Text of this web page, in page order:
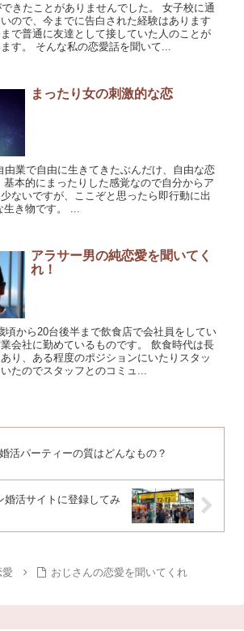
きたことがありませんでした。 女子校に通
ので、今までに告白された経験はあります
で普通に友達として接していた人のことが
す。 そんな私の恋愛話を聞いて...
まったり女の刺激的な恋
由業で自由に生きてきたぶんだけ、自由な恋
本的にまったりした感覚なので自分からア
ないですが、ここぞと思ったら即行動に出
き物です。 ...
アラサー男の純恋愛を聞いてく
れ！
頃から20台後半まで飲食店で会社員をしてい
会社に勤めているものです。 飲食時代は長
り、ある程度のポジションにいたりスタッ
たのでスタッフとのコミュ...
婚活パーティーの質はどんなもの？
婚活サイトに登録してみ
愛 おじさんの恋愛を聞いてくれ